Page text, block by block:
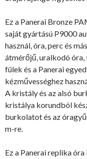
Ez a Panerai Bronze
saját gyártású P9000
használ, óra, perc és
átmérőjű, uralkodó óra,
fülek és a Panerai
kézművességhez
A kristály és az alsó
kristálya korundból
burkolatot és az
m-re.
Ez a Panerai replika